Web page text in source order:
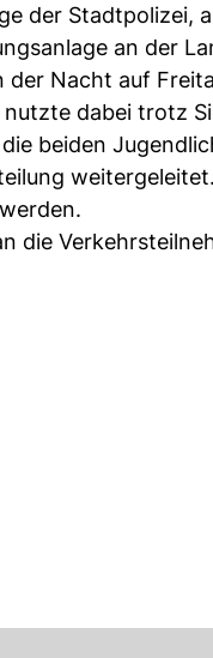
der Stadtpolizei,
an der
Nacht auf
dabei trotz
beiden
die